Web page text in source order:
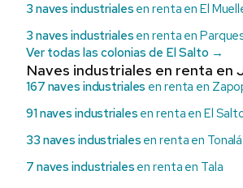
3 naves industriales en renta en El
3 naves industriales en renta en
Ver todas las colonias de El Salto →
Naves industriales en renta en
167 naves industriales en renta en
91 naves industriales en renta en El
33 naves industriales en renta en Tonalá
7 naves industriales en renta en Tala